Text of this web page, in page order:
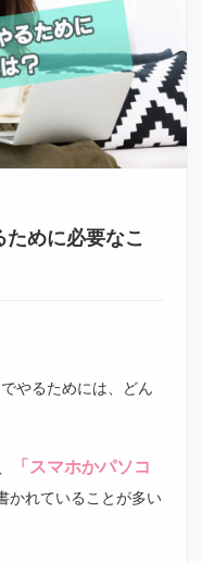
めに必要なこ
でやるためには、どん
「スマホかパソコ
かれていることが多い